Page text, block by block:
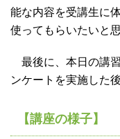
能な内容を受講生に
使ってもらいたいと思
最後に、本日の講
ンケートを実施した
【講座の様子】